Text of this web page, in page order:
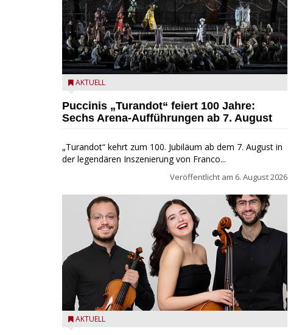
Turandot in der Arena von Verona - Ennevi für
AKTUELL
Puccinis „Turandot“ feiert 100 Jahre:
Sechs Arena-Aufführungen ab 7. August
„Turandot“ kehrt zum 100. Jubiläum ab dem 7. August in
der legendären Inszenierung von Franco...
Veröffentlicht am 6. August 2026
Trio Adamello
AKTUELL